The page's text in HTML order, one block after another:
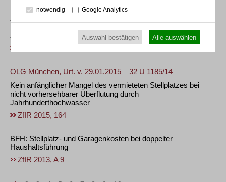
BGH, Urt. v. 26.02.2016 – V ZR 250/14
Anspruch eines Wohnungseigentümers gegenüber übrigen
Anforderungen an fehlenden Stellplatznachweis
OLG München, Urt. v. 29.01.2015 – 32 U 1185/14
Kein anfänglicher Mangel des vermieteten Stellplatzes bei
nicht vorhersehbarer Überflutung durch
Jahrhunderthochwasser
ZfIR 2015, 164
BFH: Stellplatz- und Garagenkosten bei doppelter
Haushaltsführung
ZfIR 2013, A 9
notwendig Google Analytics
Auswahl bestätigen Alle auswählen